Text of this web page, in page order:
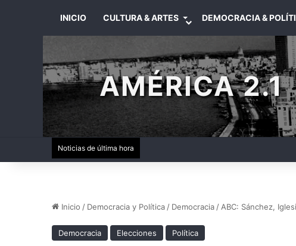
INICIO CULTURA & ARTES DEMOCRACIA &
AMÉRICA 2.1
Noticias de última hora
Inicio / Democracia y Política / Democracia / ABC: Sánchez,
Democracia Elecciones Política